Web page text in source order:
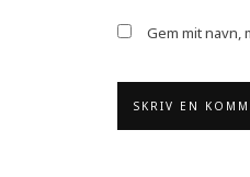
Gem mit navn,